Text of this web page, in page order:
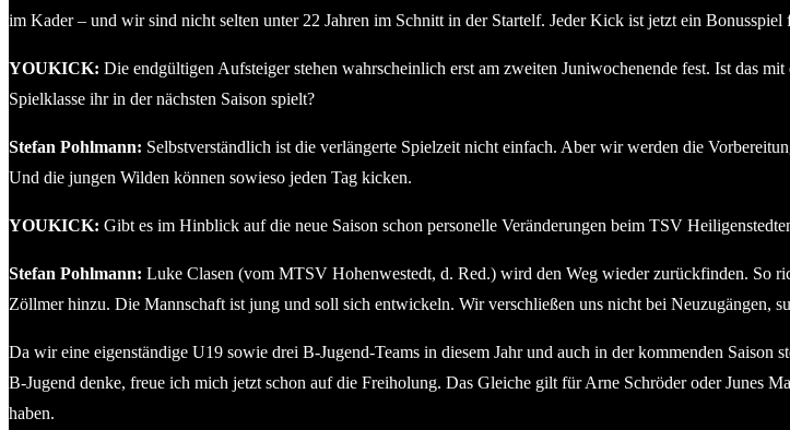
im Kader – und wir sind nicht selten unter 22 Jahren im Schnitt in der Startelf. Jeder Kick ist jetzt ein
YOUKICK: Die endgültigen Aufsteiger stehen wahrscheinlich erst am zweiten Juniwochenende fest. Ist das
Spielklasse ihr in der nächsten Saison spielt?
Stefan Pohlmann: Selbstverständlich ist die verlängerte Spielzeit nicht einfach. Aber wir werden die
Und die jungen Wilden können sowieso jeden Tag kicken.
YOUKICK: Gibt es im Hinblick auf die neue Saison schon personelle Veränderungen beim TSV
Stefan Pohlmann: Luke Clasen (vom MTSV Hohenwestedt, d. Red.) wird den Weg wieder zurückfinden. So
Zöllmer hinzu. Die Mannschaft ist jung und soll sich entwickeln. Wir verschließen uns nicht bei Neuzugängen,
Da wir eine eigenständige U19 sowie drei B-Jugend-Teams in diesem Jahr und auch in der kommenden
B-Jugend denke, freue ich mich jetzt schon auf die Freiholung. Das Gleiche gilt für Arne Schröder oder Junes
haben.